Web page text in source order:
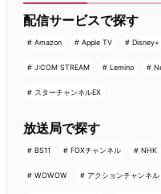
配信サービスで探す
Amazon Apple TV Disney+
J:COM STREAM Lemino
スターチャンネルEX
放送局で探す
BS11 FOXチャンネル NHK
WOWOW アクションチャンネル